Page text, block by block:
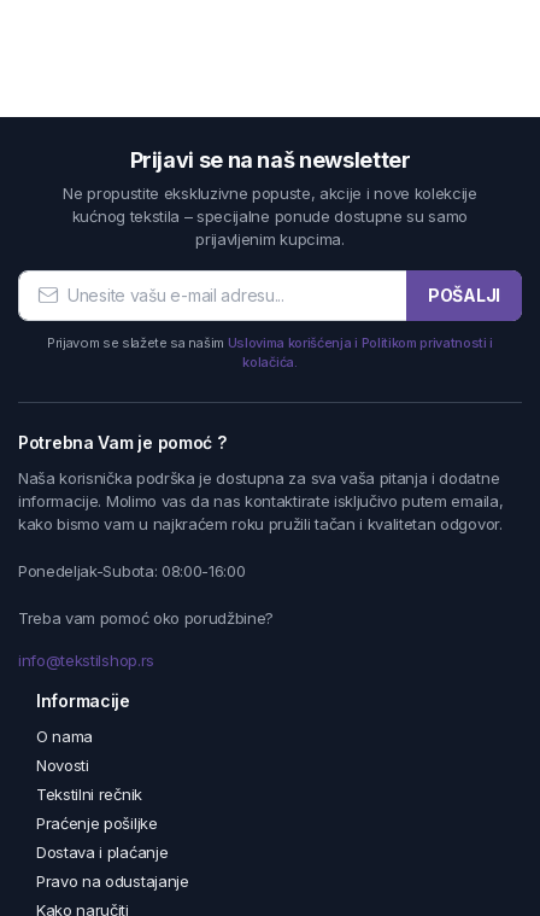
Prijavi se na naš newsletter
Ne propustite ekskluzivne popuste, akcije i nove kolekcije
kućnog tekstila – specijalne ponude dostupne su samo
prijavljenim kupcima.
POŠALJI
Prijavom se slažete sa našim Uslovima korišćenja i Politikom privatnosti i
kolačića.
Potrebna Vam je pomoć ?
Naša korisnička podrška je dostupna za sva vaša pitanja i dodatne
informacije. Molimo vas da nas kontaktirate isključivo putem emaila,
kako bismo vam u najkraćem roku pružili tačan i kvalitetan odgovor.
Ponedeljak-Subota: 08:00-16:00
Treba vam pomoć oko porudžbine?
info@tekstilshop.rs
Informacije
O nama
Novosti
Tekstilni rečnik
Praćenje pošiljke
Dostava i plaćanje
Pravo na odustajanje
Kako naručiti